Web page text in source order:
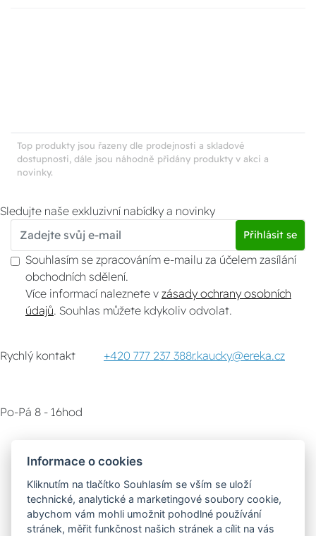
Top produkty jsou řazeny dle prodejnosti a skladové
dostupnosti, dále jsou náhodně přidány produkty v akci a
novinky.
Sledujte naše exkluzivní nabídky a novinky
Přihlásit se
Souhlasím se zpracováním e-mailu za účelem zasílání
obchodních sdělení.
Více informací naleznete v zásady ochrany osobních
údajů . Souhlas můžete kdykoliv odvolat.
Rychlý kontakt +420 777 237 388r.kaucky@ereka.cz
Po-Pá 8 - 16hod
Poradna
Možnosti dopravy
Informace o cookies
Kliknutím na tlačítko Souhlasím se vším se uloží
technické, analytické a marketingové soubory cookie,
abychom vám mohli umožnit pohodlné používání
stránek, měřit funkčnost našich stránek a cílit na vás